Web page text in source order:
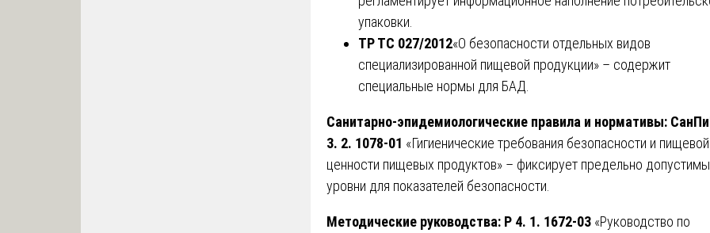
упаковки.
ТР ТС 027/2012«О безопасности отдельных видов
специализированной пищевой продукции» – содержит
специальные нормы для БАД.
Санитарно-эпидемиологические правила и нормативы:
3. 2. 1078-01 «Гигиенические требования безопасности и пищевой
ценности пищевых продуктов» – фиксирует предельно
уровни для показателей безопасности.
Методические руководства: Р 4. 1. 1672-03 «Руководство по